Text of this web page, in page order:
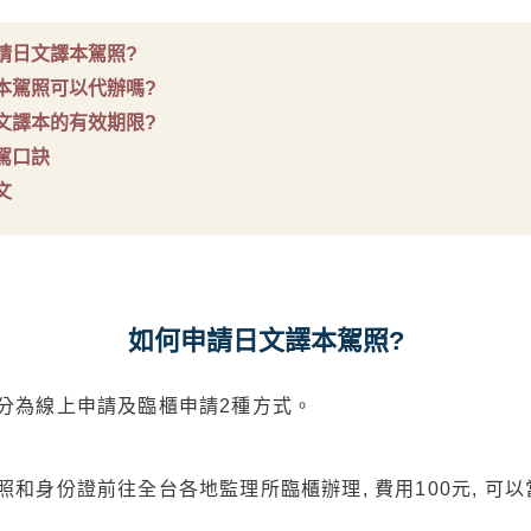
日文譯本駕照?
駕照可以代辦嗎?
譯本的有效期限?
口訣
如何申請日文譯本駕照?
為線上申請及臨櫃申請2種方式。
和身份證前往全台各地監理所臨櫃辦理, 費用100元, 可